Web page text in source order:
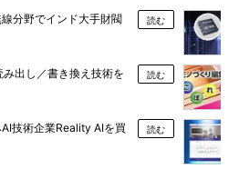
分野でインド大手財閥
読む
出し／書き換え技術を
読む
技術企業Reality AIを買
読む